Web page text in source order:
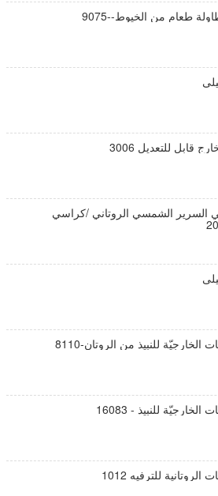
طعام من الخيوط--9075
قابل للتعديل 3006
السرير الشمسي الروتاني /كراسي
الخارجيّة للنبيذ من الروتان-8110
للنبيذ - 16083
للترفيه 1012